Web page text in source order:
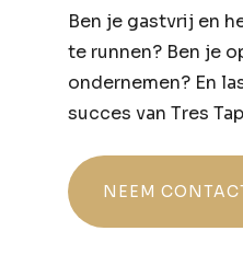
Ben je gastvrij en
te runnen? Ben je
ondernemen? En
succes van Tres
NEEM